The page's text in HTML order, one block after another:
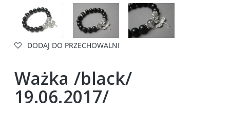
DODAJ DO PRZECHOWALNI
Ważka /black/
19.06.2017/